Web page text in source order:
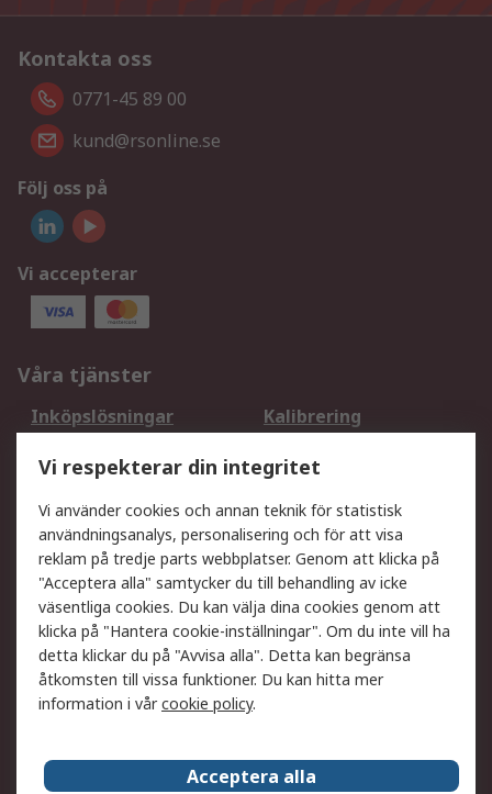
Kontakta oss
0771-45 89 00
kund@rsonline.se
Följ oss på
Vi accepterar
Våra tjänster
Inköpslösningar
Kalibrering
DesignSpark
Teknisk Support
Ditt lokala säljteam
Exportlösningar
Support
Få hjälp
Retur av varor
Leverans
Spåra din order
Begär en fakturakopi
Fördelar med RS-konto
Betalningsalternativ
Vi respekterar din integritet
Vi använder cookies och annan teknik för statistisk
användningsanalys, personalisering och för att visa
reklam på tredje parts webbplatser. Genom att klicka på
"Acceptera alla" samtycker du till behandling av icke
väsentliga cookies. Du kan välja dina cookies genom att
klicka på "Hantera cookie-inställningar". Om du inte vill ha
detta klickar du på "Avvisa alla". Detta kan begränsa
åtkomsten till vissa funktioner. Du kan hitta mer
information i vårcookie policy.
Acceptera alla